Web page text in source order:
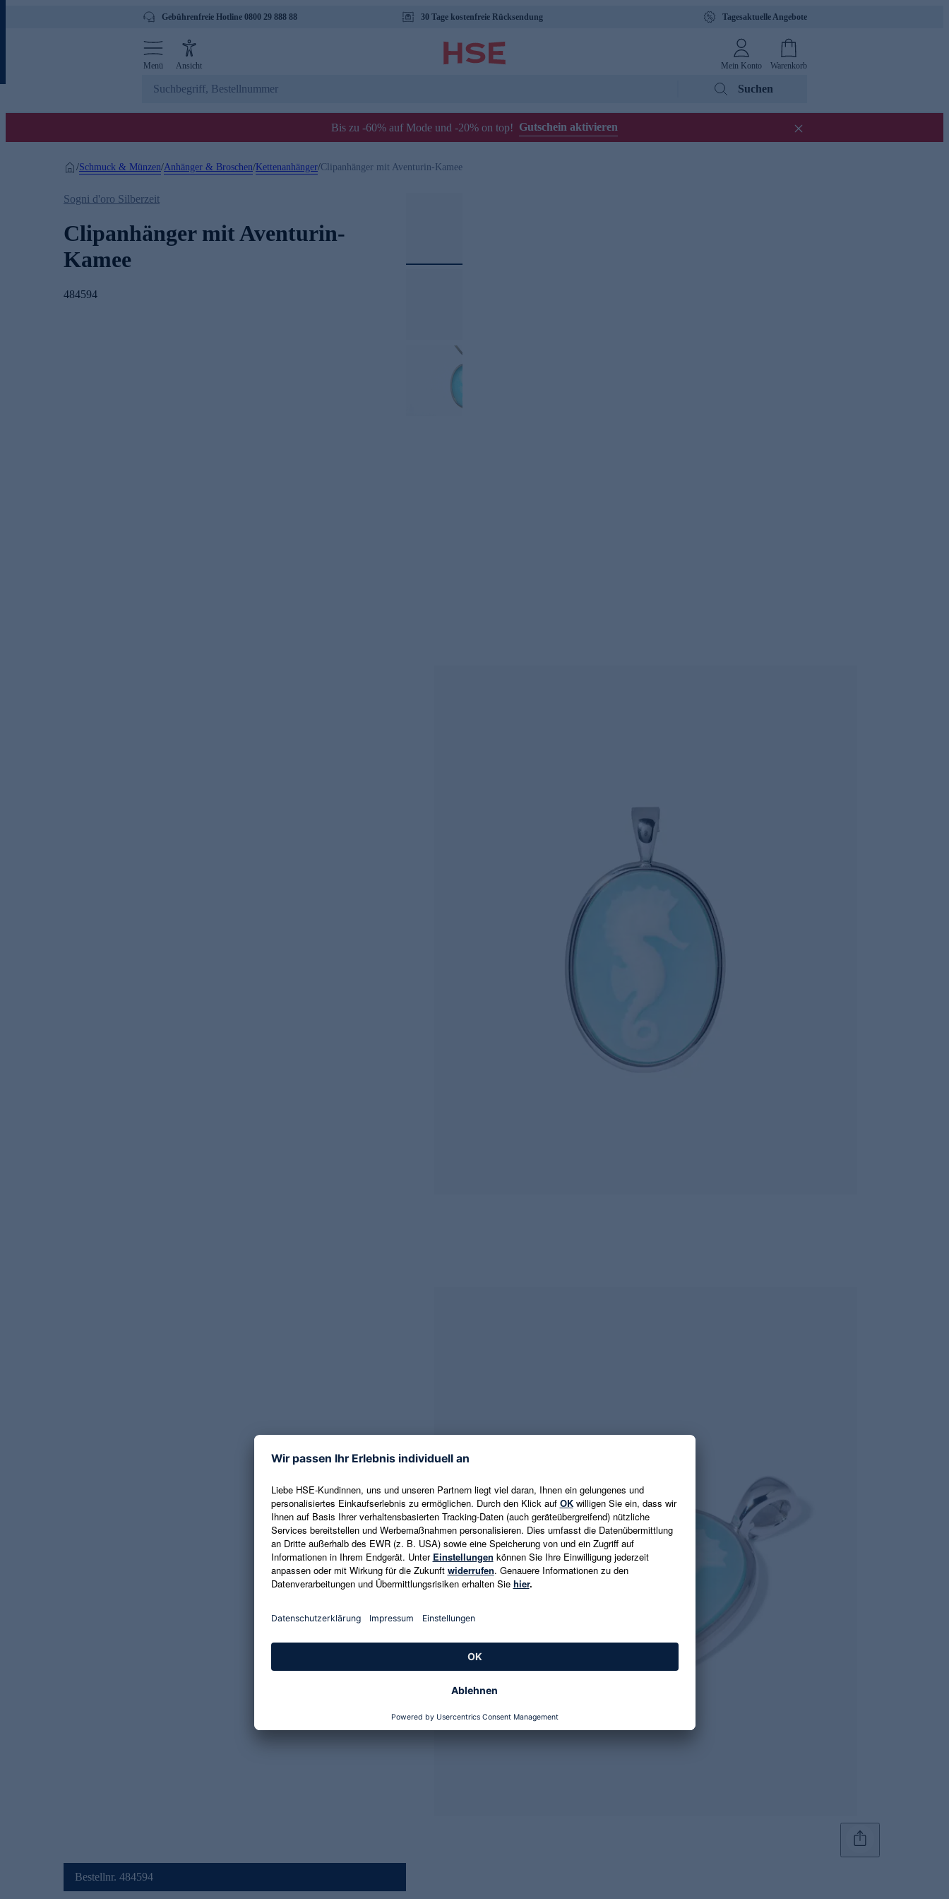
Gebührenfreie Hotline 0800 29 888 88 30 Tage kostenfreie Rücksendung Tagesaktuelle Angebote
Menü Ansicht Mein Konto Warenkorb
Suchen
Bis zu -60% auf Mode und -20% on top! Gutschein aktivieren
/Schmuck & Münzen/Anhänger & Broschen/Kettenanhänger/Clipanhänger mit Aventurin-Kamee
Sogni d'oro Silberzeit
Clipanhänger mit Aventurin-
Kamee
484594
Bestellnr. 484594